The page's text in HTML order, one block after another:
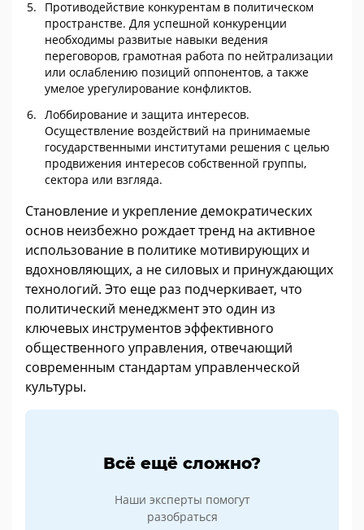
Противодействие конкурентам в политическом
пространстве. Для успешной конкуренции
необходимы развитые навыки ведения
переговоров, грамотная работа по нейтрализации
или ослаблению позиций оппонентов, а также
умелое урегулирование конфликтов.
Лоббирование и защита интересов.
Осуществление воздействий на принимаемые
государственными институтами решения с целью
продвижения интересов собственной группы,
сектора или взгляда.
Становление и укрепление демократических
основ неизбежно рождает тренд на активное
использование в политике мотивирующих и
вдохновляющих, а не силовых и принуждающих
технологий. Это еще раз подчеркивает, что
политический менеджмент это один из
ключевых инструментов эффективного
общественного управления, отвечающий
современным стандартам управленческой
культуры.
Всё ещё сложно?
Наши эксперты помогут
разобраться